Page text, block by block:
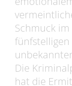
Schmuck
Die
hat die